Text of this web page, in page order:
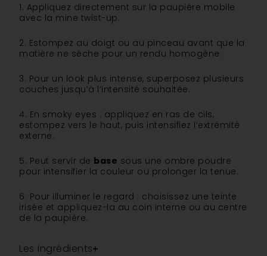
1. Appliquez directement sur la paupière mobile
avec la mine twist-up.
2. Estompez au doigt ou au pinceau avant que la
matière ne sèche pour un rendu homogène.
3. Pour un look plus intense, superposez plusieurs
couches jusqu’à l’intensité souhaitée.
4. En smoky eyes : appliquez en ras de cils,
estompez vers le haut, puis intensifiez l’extrémité
externe.
5. Peut servir de base sous une ombre poudre
pour intensifier la couleur ou prolonger la tenue.
6. Pour illuminer le regard : choisissez une teinte
irisée et appliquez-la au coin interne ou au centre
de la paupière.
Les ingrédients